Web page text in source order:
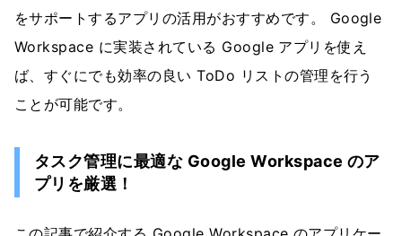
をサポートするアプリの活用がおすすめです。 Google
Workspace に実装されている Google アプリを使え
ば、すぐにでも効率の良い ToDo リストの管理を行う
ことが可能です。
タスク管理に最適な Google Workspace のア
プリを厳選！